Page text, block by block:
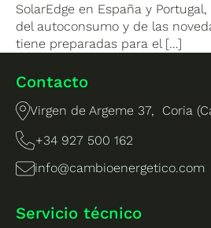
SolarEdge en España y
del autoconsumo y de las
tiene preparadas para el […]
Contacto
Virgen de Argeme 37, Coria
+34 927 500 162
info@cambioenergetico.com
Servicio técnico